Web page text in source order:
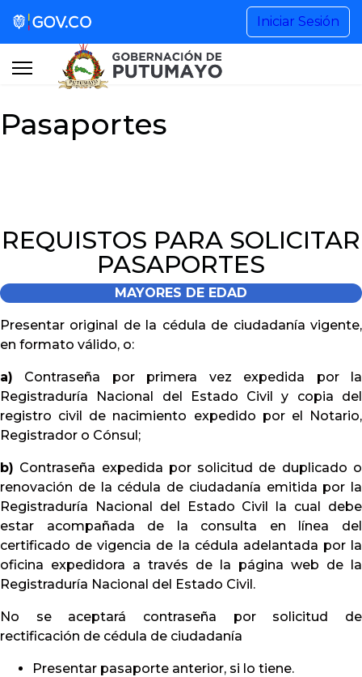
Iniciar Sesión
de Gobierno
Institucional
+57 (608) 4201515 Ext. 1101
contactenos@putumayo.gov.co
Lunes a Viernes
Pasaportes
REQUISTOS PARA SOLICITAR
PASAPORTES
MAYORES DE EDAD
Presentar original de la cédula de ciudadanía vigente,
en formato válido, o:
a) Contraseña por primera vez expedida por la
Registraduría Nacional del Estado Civil y copia del
registro civil de nacimiento expedido por el Notario,
Registrador o Cónsul;
b) Contraseña expedida por solicitud de duplicado o
renovación de la cédula de ciudadanía emitida por la
Registraduría Nacional del Estado Civil la cual debe
estar acompañada de la consulta en línea del
certificado de vigencia de la cédula adelantada por la
oficina expedidora a través de la página web de la
Registraduría Nacional del Estado Civil.
No se aceptará contraseña por solicitud de
rectificación de cédula de ciudadanía
Presentar pasaporte anterior, si lo tiene.